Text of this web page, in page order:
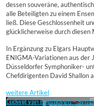
dessen souveräne,
alle Beteiligten zu einem
ließ. Diese Geschlossenheit
glücklicherweise durch
In Ergänzung zu Elgars
ENIGMA-Variationen aus der
Düsseldorfer Symphoniker-
Chefdirigenten David Shallon
weitere Artikel
Ludwig van Beethoven –